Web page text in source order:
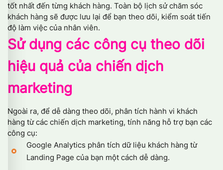
tốt nhất đến từng khách hàng. Toàn bộ lịch sử chăm sóc
khách hàng sẽ được lưu lại để bạn theo dõi, kiểm soát tiến
độ làm việc của nhân viên.
Sử dụng các công cụ theo dõi
hiệu quả của chiến dịch
marketing
Ngoài ra, để dễ dàng theo dõi, phân tích hành vi khách
hàng từ các chiến dịch marketing, tính năng hỗ trợ bạn các
công cụ:
Google Analytics phân tích dữ liệu khách hàng từ
Landing Page của bạn một cách dễ dàng.